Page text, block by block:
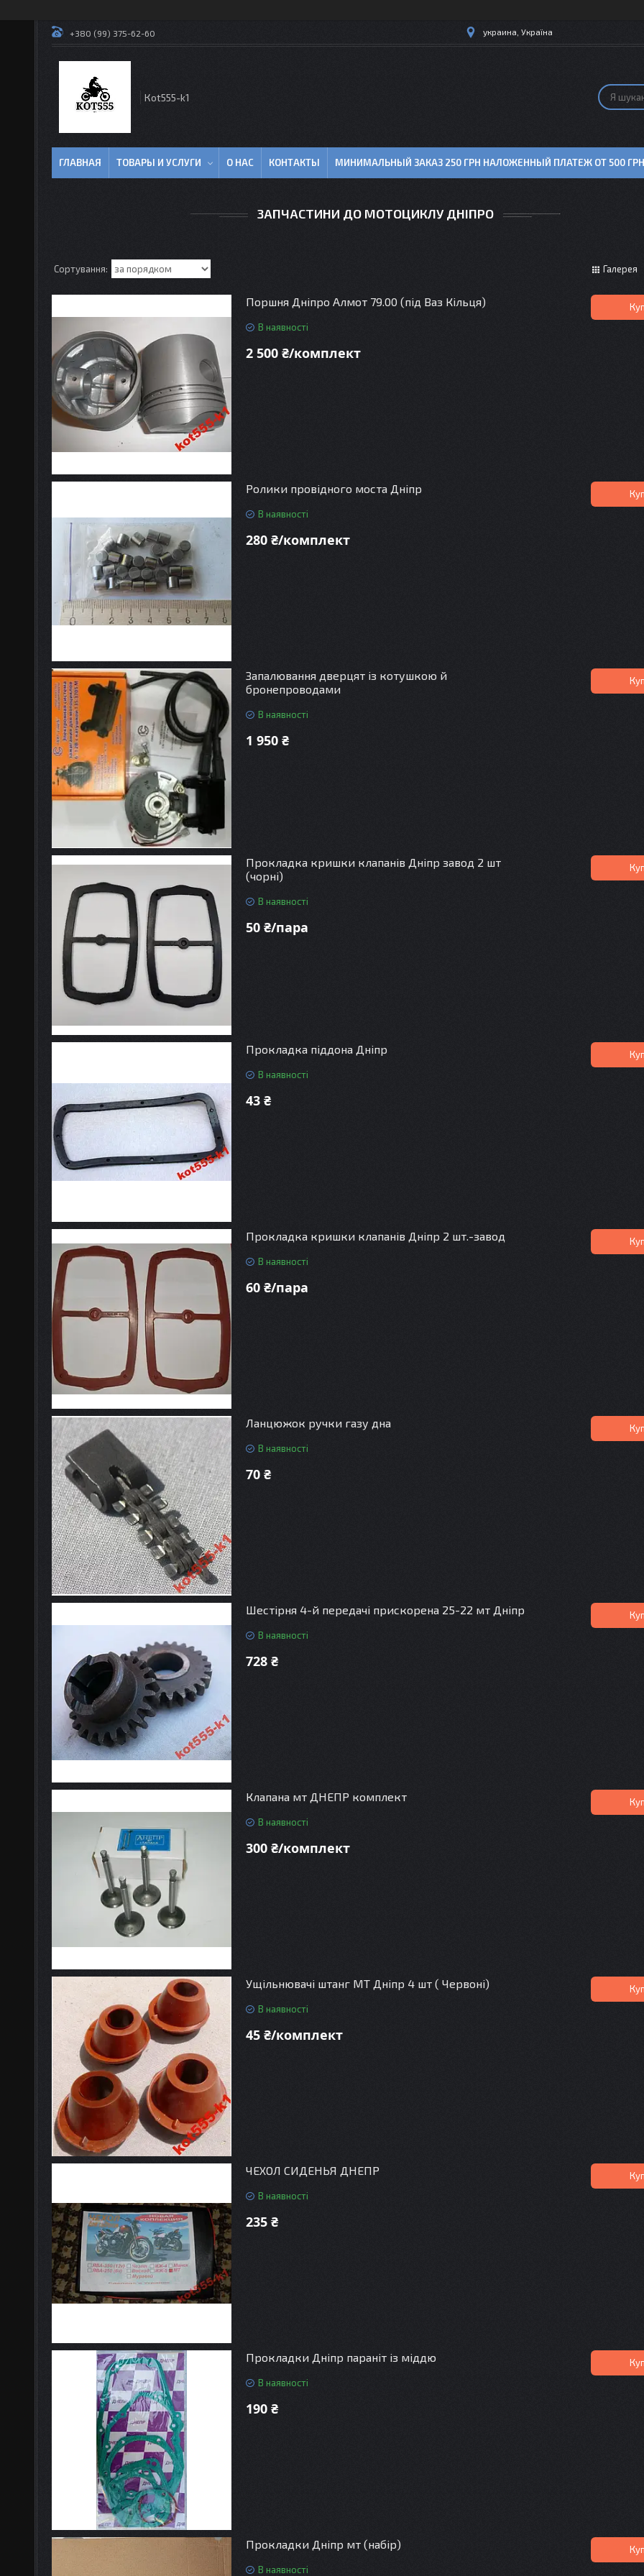
+380 (99) 375-62-60 украина, Україна
Кot555-k1
ГЛАВНАЯ ТОВАРЫ И УСЛУГИ О НАС КОНТАКТЫ МИНИМАЛЬНЫЙ ЗАКАЗ 250 ГРН НАЛОЖЕННЫЙ ПЛАТЕЖ ОТ 500 ГРН
ЗАПЧАСТИНИ ДО МОТОЦИКЛУ ДНІПРО
Галерея
Поршня Дніпро Алмот 79.00 (під Ваз Кільця)
В наявності
2 500 ₴/комплект
Ролики провідного моста Дніпр
В наявності
280 ₴/комплект
Запалювання дверцят із котушкою й
бронепроводами
В наявності
1 950 ₴
Прокладка кришки клапанів Дніпр завод 2 шт
(чорні)
В наявності
50 ₴/пара
Прокладка піддона Дніпр
В наявності
43 ₴
Прокладка кришки клапанів Дніпр 2 шт.-завод
В наявності
60 ₴/пара
Ланцюжок ручки газу дна
В наявності
70 ₴
Шестірня 4-й передачі прискорена 25-22 мт Дніпр
В наявності
728 ₴
Клапана мт ДНЕПР комплект
В наявності
300 ₴/комплект
Ущільнювачі штанг МТ Дніпр 4 шт ( Червоні)
В наявності
45 ₴/комплект
ЧЕХОЛ СИДЕНЬЯ ДНЕПР
В наявності
235 ₴
Прокладки Дніпр параніт із міддю
В наявності
190 ₴
Прокладки Дніпр мт (набір)
В наявності